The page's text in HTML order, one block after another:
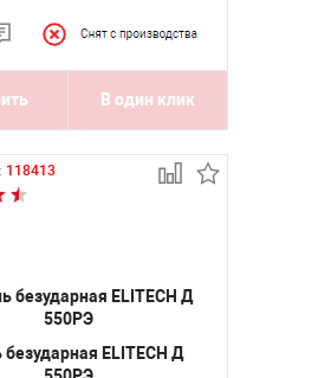
В один клик
118413
ELITECH Д